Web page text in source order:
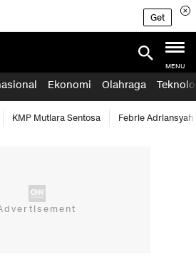
Get
MENU
Ekonomi Olahraga
KMP Mutiara Sentosa Febrie Adriansyah